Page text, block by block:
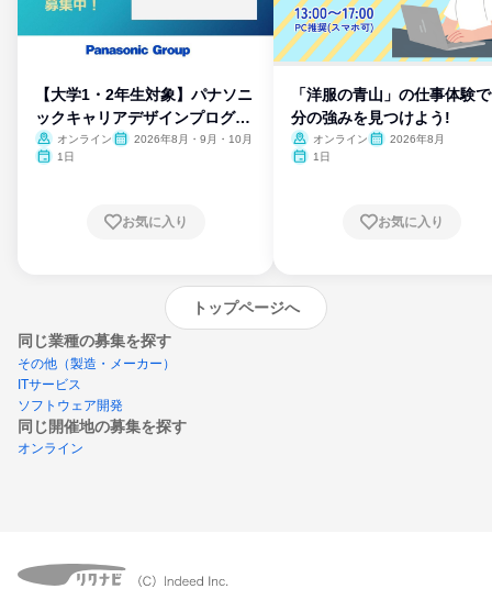
【大学1・2年生対象】パナソニ
ックキャリアデザインプログラ
ム
オンライン
2026年8月・9月・10月
1日
お気に入り
「洋服の青山」の仕事体験
分の強みを見つけよう!
オンライン
2026年8月
1日
お気に入り
トップページへ
同じ業種の募集を探す
その他（製造・メーカー）
ITサービス
ソフトウェア開発
同じ開催地の募集を探す
オンライン